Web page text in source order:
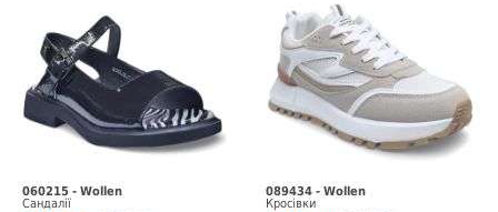
060215 - Wollen
Сандалії
089434 - Wollen
Кросівки